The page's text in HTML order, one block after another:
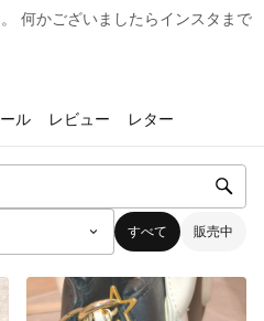
何かございましたらインスタまで
ル レビュー レター
すべて 販売中